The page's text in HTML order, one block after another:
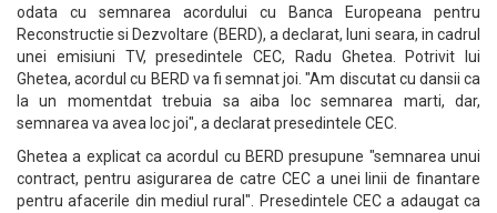
odata cu semnarea acordului cu Banca Europeana pentru
Reconstructie si Dezvoltare (BERD), a declarat, luni seara, in cadrul
unei emisiuni TV, presedintele CEC, Radu Ghetea. Potrivit lui
Ghetea, acordul cu BERD va fi semnat joi. "Am discutat cu dansii ca
la un momentdat trebuia sa aiba loc semnarea marti, dar,
semnarea va avea loc joi", a declarat presedintele CEC.
Ghetea a explicat ca acordul cu BERD presupune "semnarea unui
contract, pentru asigurarea de catre CEC a unei linii de finantare
pentru afacerile din mediul rural". Presedintele CEC a adaugat ca